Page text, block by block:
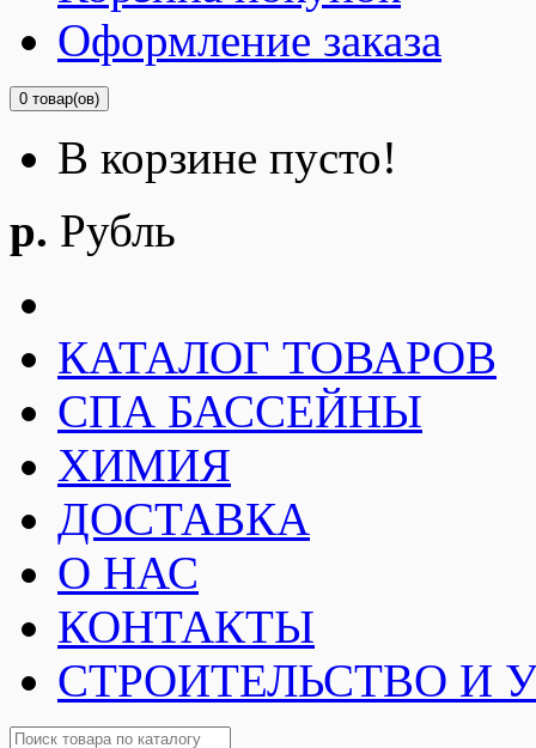
Оформление заказа
0 товар(ов)
В корзине пусто!
р. Рубль
КАТАЛОГ ТОВАРОВ
СПА БАССЕЙНЫ
ХИМИЯ
ДОСТАВКА
О НАС
КОНТАКТЫ
СТРОИТЕЛЬСТВО И